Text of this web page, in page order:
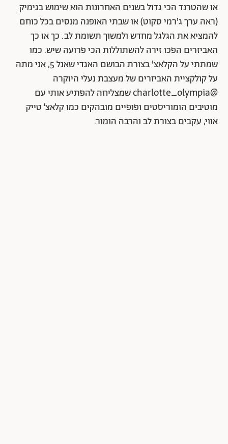
או שהטרנד הכי גדול בשנים האחרונות הוא שימוש בגימיק
(ראה ערך ג'רמי סקוט) או שבתי האופנה מנסים בכל כוחם
להמציא את הגלגל מחדש ולמשוך תשומת לב. כך או כך
האביזרים הפכו זירה להשתוללות הכי פרועה שיש. כמו
שמתתי על הקלאצ' בצורת הבושם האגדי שאנל 5, אני מתה
על קולקציית האביזרים של מעצבת נעלי היוקרה
@charlotte_olympia שמצליחה להפתיע אותי עם
מוטיבים הומוריסטים ופופיים מובהקים כמו קלאצ׳ טייק
אווי, עקבים בצורת לב והרבה הומור.